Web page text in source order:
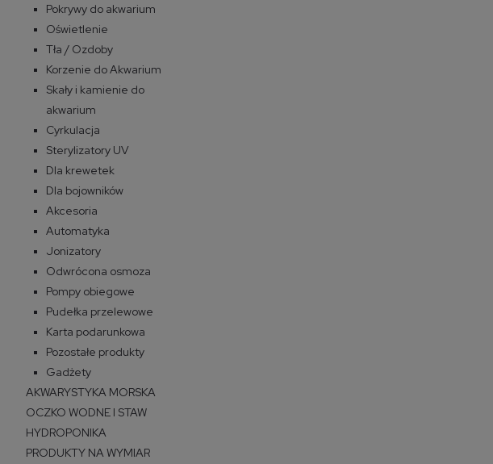
Pokrywy do akwarium
Oświetlenie
Tła / Ozdoby
Korzenie do Akwarium
Skały i kamienie do
akwarium
Cyrkulacja
Sterylizatory UV
Dla krewetek
Dla bojowników
Akcesoria
Automatyka
Jonizatory
Odwrócona osmoza
Pompy obiegowe
Pudełka przelewowe
Karta podarunkowa
Pozostałe produkty
Gadżety
AKWARYSTYKA MORSKA
OCZKO WODNE I STAW
HYDROPONIKA
PRODUKTY NA WYMIAR